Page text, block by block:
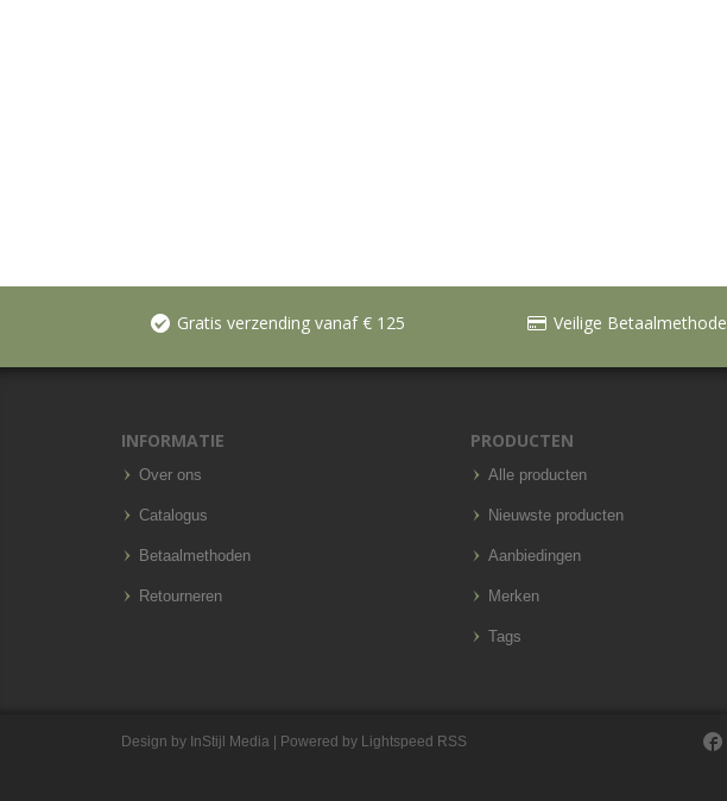
Gratis verzending vanaf € 125 Veilige Betaalmethode
INFORMATIE
Over ons
Catalogus
Betaalmethoden
Retourneren
PRODUCTEN
Alle producten
Nieuwste producten
Aanbiedingen
Merken
Tags
Design by InStijl Media | Powered by Lightspeed RSS